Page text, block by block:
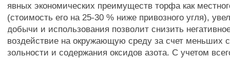
явных экономических преимуществ торфа как
(стоимость его на 25-30 % ниже привозного угля),
добычи и использования позволит снизить
воздействие на окружающую среду за счет меньших
зольности и содержания оксидов азота. С учетом